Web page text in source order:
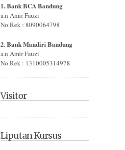
1. Bank BCA Bandung
a.n Amir Fauzi
No Rek : 8090064798
2. Bank Mandiri Bandung
a.n Amir Fauzi
No Rek : 1310005314978
Visitor
Liputan Kursus